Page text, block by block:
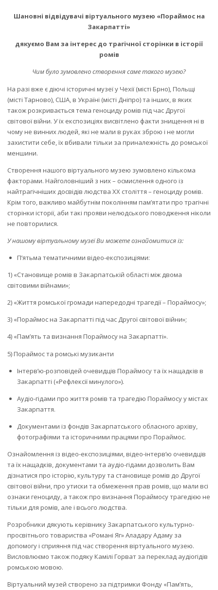
Шановні відвідувачі віртуального музею «Пораймос на
Закарпатті»
дякуємо Вам за інтерес до трагічної сторінки в історії
ромів
Чим було зумовлено створення саме такого музею?
На разі вже є діючі історичні музеї у Чехії (місті Брно), Польщі
(місті Тарново), США, в Україні (місті Дніпро) та інших, в яких
також розкривається тема геноциду ромів під час Другої
світової війни. У їх експозиціях висвітлено факти знищення ні в
чому не винних людей, які не мали в руках зброю і не могли
захистити себе, їх вбивали тільки за приналежність до ромської
меншини.
Створення нашого віртуального музею зумовлено кількома
факторами. Найголовніший з них – осмислення одного із
найтрагічніших досвідів людства ХХ століття – геноциду ромів.
Крім того, важливо майбутнім поколінням пам’ятати про трагічні
сторінки історії, аби такі прояви нелюдського поводження ніколи
не повторилися.
У нашому віртуальному музеї Ви можете ознайомитися із:
П’ятьма тематичними відео-експозиціями:
1) «Становище ромів в Закарпатській області між двома
світовими війнами»;
2) «Життя ромської громади напередодні трагедії – Пораймосу»;
3) «Пораймос на Закарпатті під час Другої світової війни»;
4) «Пам’ять та визнання Пораймосу на Закарпатті».
5) Пораймос та ромські музиканти
Інтерв’ю-розповідей очевидців Пораймосу та їх нащадків в
Закарпатті («Рефлексії минулого»).
Аудіо-гідами про життя ромів та трагедію Пораймосу у містах
Закарпаття.
Документами із фондів Закарпатського обласного архіву,
фотографіями та історичними працями про Пораймос.
Ознайомлення із відео-експозиціями, відео-інтерв’ю очевидців
та їх нащадків, документами та аудіо-гідами дозволить Вам
дізнатися про історію, культуру та становище ромів до Другої
світової війни, про утиски та обмеження прав ромів, що мали всі
ознаки геноциду, а також про визнання Пораймосу трагедією не
тільки для ромів, але і всього людства.
Розробники дякують керівнику Закарпатського культурно-
просвітнього товариства «Романі Яг» Аладару Адаму за
допомогу і сприяння під час створення віртуального музею.
Висловлюємо також подяку Камілі Горват за переклад аудіогідів
ромською мовою.
Віртуальний музей створено за підтримки Фонду «Пам’ять,